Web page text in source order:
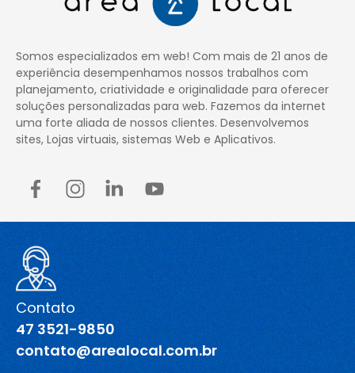
Somos especializados em web! Com mais de 21 anos de
experiência desempenhamos nossos trabalhos com
planejamento, criatividade e originalidade para oferecer
soluções personalizadas para web. Fazemos da internet
uma forte aliada de nossos clientes. Desenvolvemos
sites, Lojas virtuais, sistemas Web e Aplicativos.
Contato
47 3521-9850
contato@arealocal.com.br